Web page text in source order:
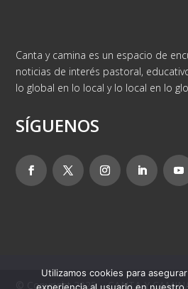
Canta y camina es un espacio de
noticias de interés pastoral,
lo global en lo local y lo local en lo
SÍGUENOS
© Copyright 2025 – CANTA Y
Utilizamos cookies para